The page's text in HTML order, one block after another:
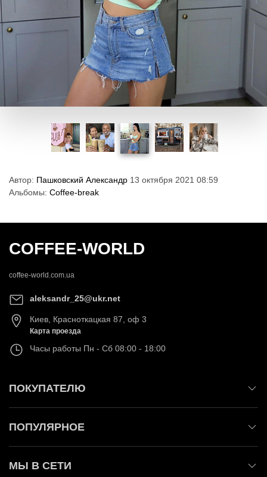
Автор: Пашковский Александр 13 октября 2021 08:59
Альбомы: Coffee-break
COFFEE-WORLD
coffee-world.com.ua
aleksandr_25@ukr.net
Киев Красноткацкая 87, оф 3
Карта проезда
Часы работы Пн - Сб 08:00 - 18:00
ПОКУПАТЕЛЮ
ПОПУЛЯРНОЕ
МЫ В СЕТИ